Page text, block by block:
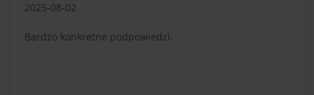
2025-08-02
Bardzo konkretne podpowiedzi.